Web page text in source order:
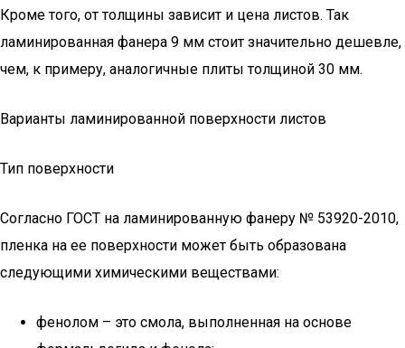
Кроме того, от толщины зависит и цена листов. Так
ламинированная фанера 9 мм стоит значительно дешевле,
чем, к примеру, аналогичные плиты толщиной 30 мм.
Варианты ламинированной поверхности листов
Тип поверхности
Согласно ГОСТ на ламинированную фанеру № 53920-2010,
пленка на ее поверхности может быть образована
следующими химическими веществами:
фенолом – это смола, выполненная на основе